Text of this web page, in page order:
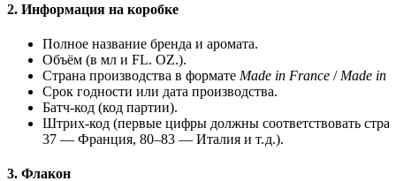
2. Информация на коробке
Полное название бренда и аромата.
Объём (в мл и FL. OZ.).
Страна производства в формате Made in France / Made in
Срок годности или дата производства.
Батч‑код (код партии).
Штрих‑код (первые цифры должны соответствовать
37 — Франция, 80–83 — Италия и т.д.).
3. Флакон